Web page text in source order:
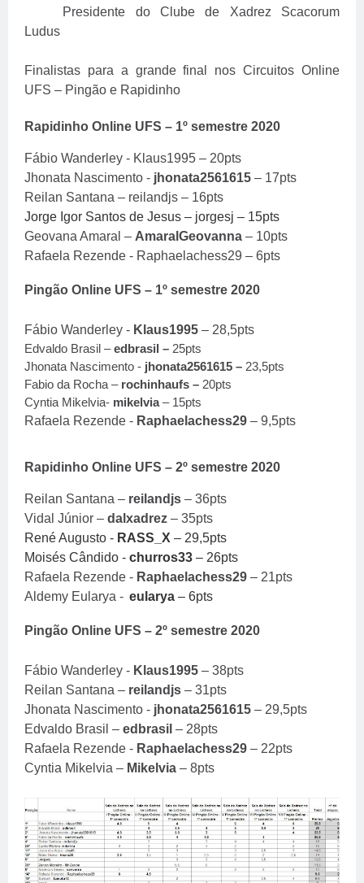
Presidente do Clube de Xadrez Scacorum
Ludus
Finalistas para a grande final nos Circuitos Online
UFS – Pingão e Rapidinho
Rapidinho Online UFS – 1º semestre 2020
Fábio Wanderley - Klaus1995 – 20pts
Jhonata Nascimento - jhonata2561615 – 17pts
Reilan Santana – reilandjs – 16pts
Jorge Igor Santos de Jesus – jorgesj – 15pts
Geovana Amaral – AmaralGeovanna – 10pts
Rafaela Rezende - Raphaelachess29 – 6pts
Pingão Online UFS – 1º semestre 2020
Fábio Wanderley - Klaus1995 – 28,5pts
Edvaldo Brasil –edbrasil – 25pts
Jhonata Nascimento - jhonata2561615 – 23,5pts
Fabio da Rocha – rochinhaufs – 20pts
Cyntia Mikelvia- mikelvia– 15pts
Rafaela Rezende - Raphaelachess29 – 9,5pts
Rapidinho Online UFS – 2º semestre 2020
Reilan Santana – reilandjs – 36pts
Vidal Júnior – dalxadrez – 35pts
René Augusto - RASS_X – 29,5pts
Moisés Cândido - churros33 – 26pts
Rafaela Rezende - Raphaelachess29 – 21pts
Aldemy Eularya - eularya – 6pts
Pingão Online UFS – 2º semestre 2020
Fábio Wanderley - Klaus1995 – 38pts
Reilan Santana – reilandjs – 31pts
Jhonata Nascimento - jhonata2561615 – 29,5pts
Edvaldo Brasil – edbrasil – 28pts
Rafaela Rezende - Raphaelachess29 – 22pts
Cyntia Mikelvia – Mikelvia – 8pts